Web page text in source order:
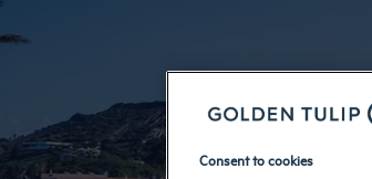
Consent to cookies